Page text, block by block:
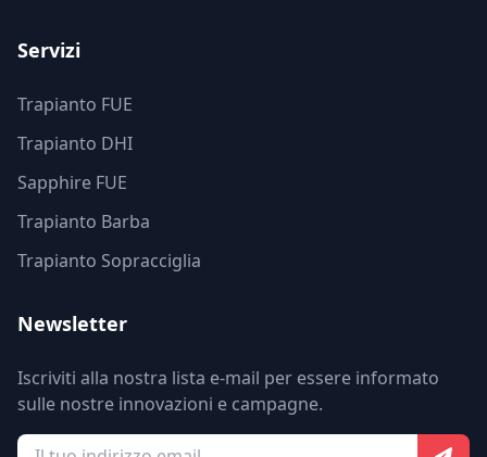
Servizi
Trapianto FUE
Trapianto DHI
Sapphire FUE
Trapianto Barba
Trapianto Sopracciglia
Newsletter
Iscriviti alla nostra lista e-mail per essere informato
sulle nostre innovazioni e campagne.